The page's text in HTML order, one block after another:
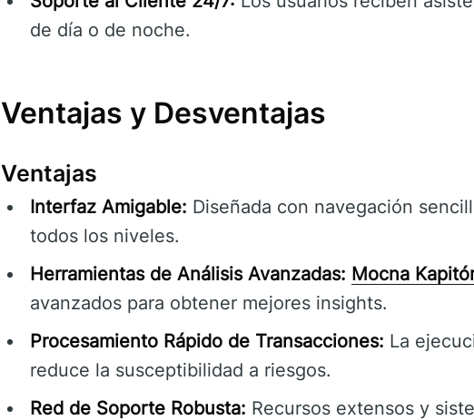
de día o de noche.
Ventajas y Desventajas
Ventajas
Interfaz Amigable: Diseñada con navegación
todos los niveles.
Herramientas de Análisis Avanzadas: Mocna
avanzados para obtener mejores insights.
Procesamiento Rápido de Transacciones: La
reduce la susceptibilidad a riesgos.
Red de Soporte Robusta: Recursos extensos y